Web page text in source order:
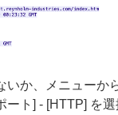
いか、メニューか
ート] - [HTTP] を